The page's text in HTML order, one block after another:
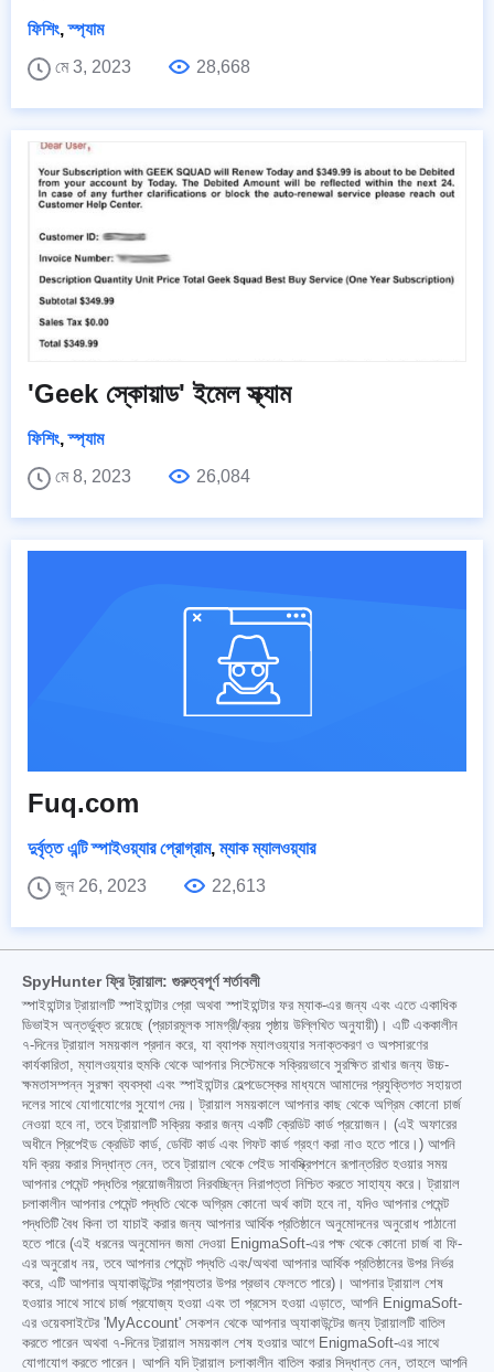
ফিশিং,স্প্যাম
মে 3, 2023
28,668
'Geek স্কোয়াড' ইমেল স্ক্যাম
ফিশিং,স্প্যাম
মে 8, 2023
26,084
Fuq.com
দুর্বৃত্ত এন্টি স্পাইওয়্যার প্রোগ্রাম,ম্যাক ম্যালওয়্যার
জুন 26, 2023
22,613
SpyHunter ফ্রি ট্রায়াল: গুরুত্বপূর্ণ শর্তাবলী
স্পাইহান্টার ট্রায়ালটি স্পাইহান্টার প্রো অথবা স্পাইহান্টার ফর ম্যাক-এর জন্য এবং এতে একাধিক
ডিভাইস অন্তর্ভুক্ত রয়েছে (প্রচারমূলক সামগ্রী/ক্রয় পৃষ্ঠায় উল্লিখিত অনুযায়ী)। এটি এককালীন
৭-দিনের ট্রায়াল সময়কাল প্রদান করে, যা ব্যাপক ম্যালওয়্যার সনাক্তকরণ ও অপসারণের
কার্যকারিতা, ম্যালওয়্যার হুমকি থেকে আপনার সিস্টেমকে সক্রিয়ভাবে সুরক্ষিত রাখার জন্য উচ্চ-
ক্ষমতাসম্পন্ন সুরক্ষা ব্যবস্থা এবং স্পাইহান্টার হেল্পডেস্কের মাধ্যমে আমাদের প্রযুক্তিগত সহায়তা
দলের সাথে যোগাযোগের সুযোগ দেয়। ট্রায়াল সময়কালে আপনার কাছ থেকে অগ্রিম কোনো চার্জ
নেওয়া হবে না, তবে ট্রায়ালটি সক্রিয় করার জন্য একটি ক্রেডিট কার্ড প্রয়োজন। (এই অফারের
অধীনে প্রিপেইড ক্রেডিট কার্ড, ডেবিট কার্ড এবং গিফট কার্ড গ্রহণ করা নাও হতে পারে।) আপনি
যদি ক্রয় করার সিদ্ধান্ত নেন, তবে ট্রায়াল থেকে পেইড সাবস্ক্রিপশনে রূপান্তরিত হওয়ার সময়
আপনার পেমেন্ট পদ্ধতির প্রয়োজনীয়তা নিরবচ্ছিন্ন নিরাপত্তা নিশ্চিত করতে সাহায্য করে। ট্রায়াল
চলাকালীন আপনার পেমেন্ট পদ্ধতি থেকে অগ্রিম কোনো অর্থ কাটা হবে না, যদিও আপনার পেমেন্ট
পদ্ধতিটি বৈধ কিনা তা যাচাই করার জন্য আপনার আর্থিক প্রতিষ্ঠানে অনুমোদনের অনুরোধ পাঠানো
হতে পারে (এই ধরনের অনুমোদন জমা দেওয়া EnigmaSoft-এর পক্ষ থেকে কোনো চার্জ বা ফি-
এর অনুরোধ নয়, তবে আপনার পেমেন্ট পদ্ধতি এবং/অথবা আপনার আর্থিক প্রতিষ্ঠানের উপর নির্ভর
করে, এটি আপনার অ্যাকাউন্টের প্রাপ্যতার উপর প্রভাব ফেলতে পারে)। আপনার ট্রায়াল শেষ
হওয়ার সাথে সাথে চার্জ প্রযোজ্য হওয়া এবং তা প্রসেস হওয়া এড়াতে, আপনি EnigmaSoft-
এর ওয়েবসাইটের 'MyAccount' সেকশন থেকে আপনার অ্যাকাউন্টের জন্য ট্রায়ালটি বাতিল
করতে পারেন অথবা ৭-দিনের ট্রায়াল সময়কাল শেষ হওয়ার আগে EnigmaSoft-এর সাথে
যোগাযোগ করতে পারেন। আপনি যদি ট্রায়াল চলাকালীন বাতিল করার সিদ্ধান্ত নেন, তাহলে আপনি